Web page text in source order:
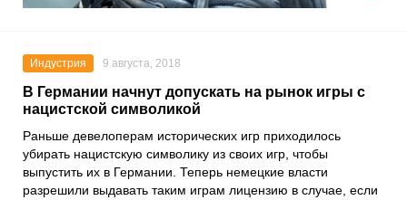
Индустрия 9 августа, 2018
В Германии начнут допускать на рынок игры с
нацистской символикой
Раньше девелоперам исторических игр приходилось
убирать нацистскую символику из своих игр, чтобы
выпустить их в Германии. Теперь немецкие власти
разрешили выдавать таким играм лицензию в случае, если